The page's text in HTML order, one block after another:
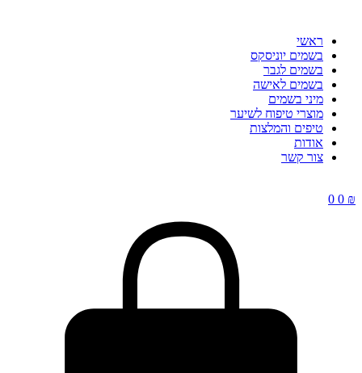
ראשי
בשמים יוניסקס
בשמים לגבר
בשמים לאישה
מיני בשמים
מוצרי טיפוח לשיער
טיפים והמלצות
אודות
צור קשר
0 ₪
0